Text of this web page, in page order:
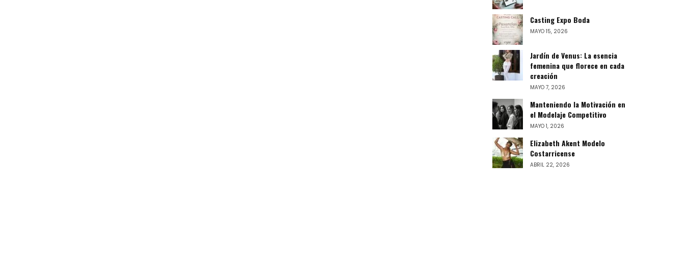
Casting Expo Boda
MAYO 15, 2026
Jardín de Venus: La esencia
femenina que florece en cada
creación
MAYO 7, 2026
Manteniendo la Motivación en
el Modelaje Competitivo
MAYO 1, 2026
Elizabeth Akent Modelo
Costarricense
ABRIL 22, 2026